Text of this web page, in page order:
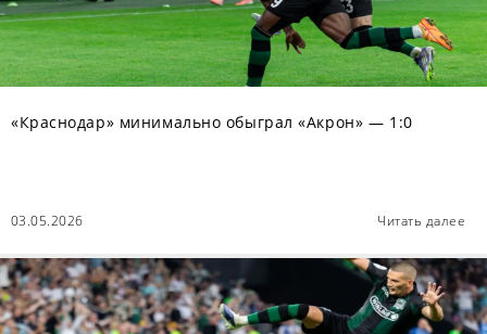
«Краснодар» минимально обыграл «Акрон» — 1:0
03.05.2026 Читать далее